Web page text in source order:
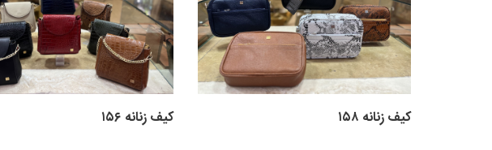
کیف زنانه ۱۵۶ کیف زنانه ۱۵۸